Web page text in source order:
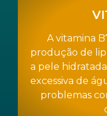
A vitamina
produção de
a pele
excessiva de
problemas